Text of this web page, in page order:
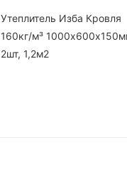
Утеплитель Изба Кровля
160кг/м³
2шт, 1,2м2